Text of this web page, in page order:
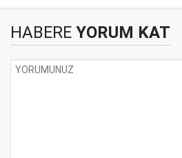
HABERE YORUM KAT